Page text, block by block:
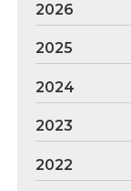
2026
2025
2024
2023
2022